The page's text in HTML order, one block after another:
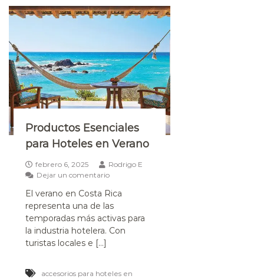
Productos Esenciales
para Hoteles en Verano
febrero 6, 2025
Rodrigo E
Dejar un comentario
El verano en Costa Rica
representa una de las
temporadas más activas para
la industria hotelera. Con
turistas locales e […]
accesorios para hoteles en